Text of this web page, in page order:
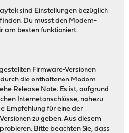
sind Einstellungen bezüglich
Du musst den Modem-
am besten funktioniert.
Firmware-Versionen
die enthaltenen Modem
Release Note. Es ist, aufgrund
Internetanschlüsse, nahezu
Empfehlung für eine der
zu geben. Aus diesem
Bitte beachten Sie, dass